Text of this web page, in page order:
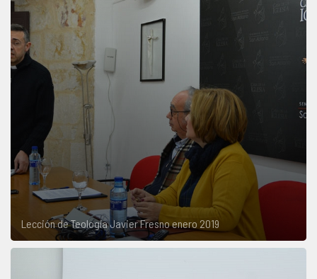
Lección de Teología Javier Fresno enero 2019